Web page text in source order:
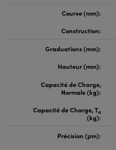
Course (mm):
Construction:
Graduations (mm):
Hauteur (mm):
Capacité de Charge,
Normale (kg):
Capacité de Charge, Ta
(kg):
Précision (μm):